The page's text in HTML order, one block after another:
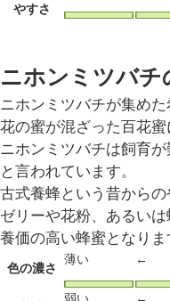
やすさ
ニホンミツバチ
ニホンミツバチが集め
花の蜜が混ざった百花蜜
ニホンミツバチは飼育が
と言われています。
古式養蜂という昔から
ゼリーや花粉、あるい
養価の高い蜂蜜となりま
色の濃さ
薄い ←